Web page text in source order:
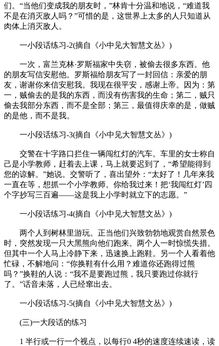
们。“当他们变成我的朋友时，”林肯十分温和地说，“难道我
不是在消灭敌人吗？”可惜的是，这世界上太多的人只知道从
肉体上消灭敌人。
一小段话练习-2(摘自《小中见大智慧文丛》)
一次，富兰克林·罗斯福家中失窃，被偷去很多东西。他
的朋友写信安慰他。罗斯福给朋友写了一封回信：亲爱的朋
友，谢谢你来信安慰我。我现在很平安，感谢上帝。因为：第
一，贼偷去的是我的东西，而没有伤害我的生命；第二，贼只
偷去我部分东西，而不是全部；第三，最值得庆幸的是，做贼
的是他，而不是我。
一小段话练习-3(摘自《小中见大智慧文丛》)
交警在十字路口拦住一辆闯红灯的汽车。车里的女士称自
己是小学教师，赶着去上课，马上就要迟到了，“希望能得到
您的谅解。”她说。交警听了，喜出望外：“太好了！几年来我
一直在等，想抓一个小学教师。你给我过来！把‘我闯红灯’四
个字抄写三百遍——这是我上小学时就立下的志愿。”
一小段话练习-4(摘自《小中见大智慧文丛》)
两个人到树林里游玩。正当他们兴致勃勃地观赏自然景色
时，突然发现一只大黑熊向他们跑来。两个人一时惊慌失措。
但其中一个人马上冷静下来，迅速换上跑鞋。另一个人看着他
忙碌，不解地问：“你换鞋有什么用？难道你还跑得过熊
吗？”换鞋的人说：“我不是要跑过熊，我只要跑过你就行
了。”话音未落，人已经窜出去。
一小段话练习-5(摘自《小中见大智慧文丛》)
(三)一大段话的练习
1 半行或一行一个视点，以每行0 4秒的速度连续速读，读